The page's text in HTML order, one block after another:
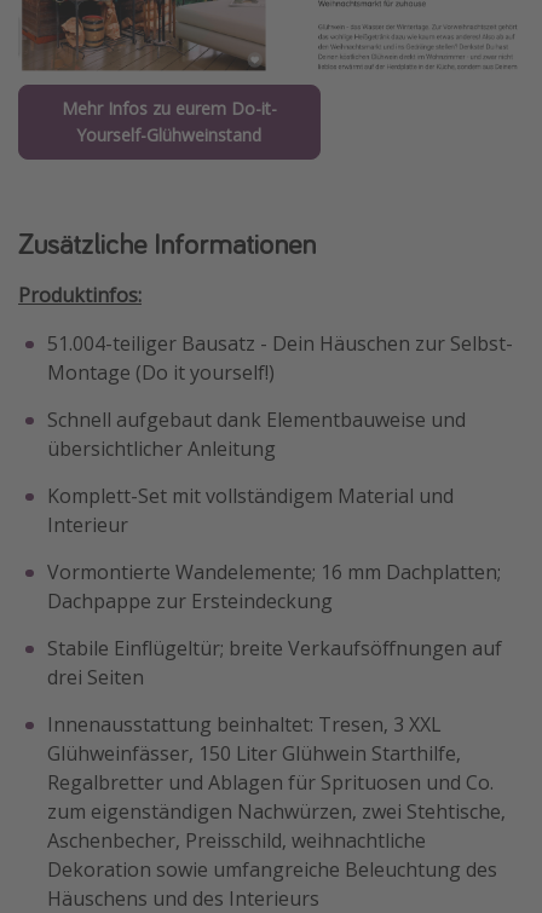
Mehr Infos zu eurem Do-it-
Yourself-Glühweinstand
Zusätzliche Informationen
Produktinfos:
51.004-teiliger Bausatz - Dein Häuschen zur Selbst-
Montage (Do it yourself!)
Schnell aufgebaut dank Elementbauweise und
übersichtlicher Anleitung
Komplett-Set mit vollständigem Material und
Interieur
Vormontierte Wandelemente; 16 mm Dachplatten;
Dachpappe zur Ersteindeckung
Stabile Einflügeltür; breite Verkaufsöffnungen auf
drei Seiten
Innenausstattung beinhaltet: Tresen, 3 XXL
Glühweinfässer, 150 Liter Glühwein Starthilfe,
Regalbretter und Ablagen für Sprituosen und Co.
zum eigenständigen Nachwürzen, zwei Stehtische,
Aschenbecher, Preisschild, weihnachtliche
Dekoration sowie umfangreiche Beleuchtung des
Häuschens und des Interieurs